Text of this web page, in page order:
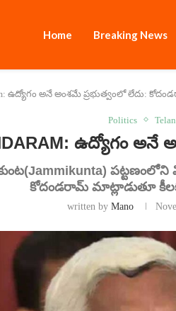
Home Breaking News
ఉద్యోగం అనే అంశమే ప్రభుత్వంలో లేదు:
Politics
ఉద్యోగం
కోదండరామ్ మాట్లాడుతూ
written by Mano